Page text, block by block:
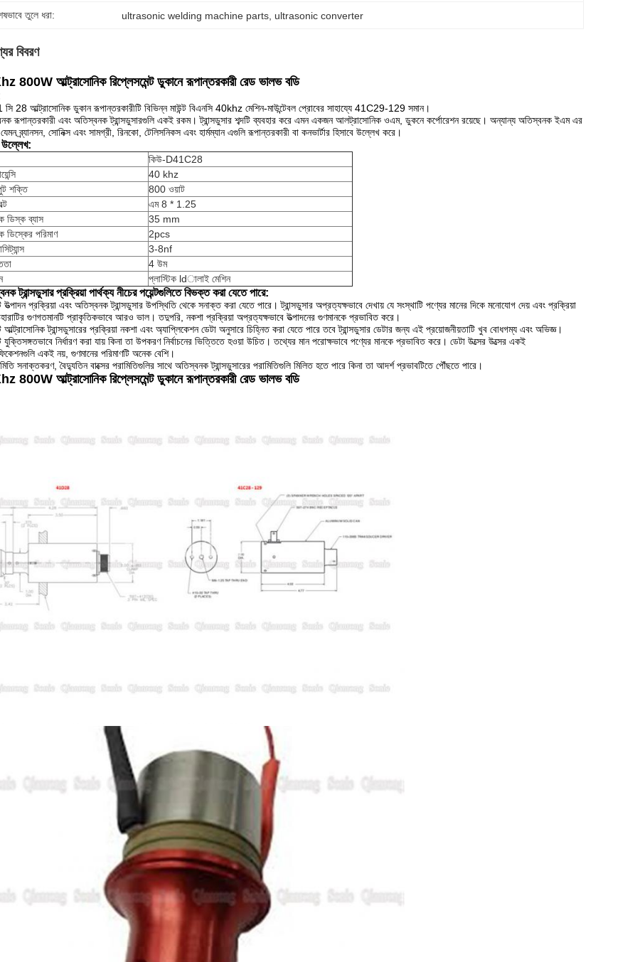
তুলে ধরা: ultrasonic welding machine parts ultrasonic converter
বিবরণ
800W আল্ট্রাসোনিক রিপ্লেসমেন্ট ডুকানে রূপান্তরকারী রেড ভালভ বডি
28 আল্ট্রাসোনিক ডুকান রূপান্তরকারীটি বিভিন্ন মাউন্ট বিএনসি 40khz মেশিন-মাউন্টেবল প্রোবের সাহায্যে 41C29-129 সমান।
রূপান্তরকারী এবং অতিস্বনক ট্রান্সডুসারগুলি একই রকম। ট্রান্সডুসার শব্দটি ব্যবহার করে এমন একজন আলট্রাসোনিক ওএম, ডুকনে কর্পোরেশন রয়েছে। অন্যান্য অতিস্বনক ইএম এর
ব্র্যানসন, সোনিক্স এবং সামগ্রী, রিনকো, টেলিসনিকস এবং হার্মম্যান এগুলি রূপান্তরকারী বা কনভার্টার হিসাবে উল্লেখ করে।
উল্লেখ:
কিউ-D41C28
40 khz
শক্তি
800 ওয়াট
এম 8 * 1.25
ডিস্ক ব্যাস
35 mm
ডিস্কের পরিমাণ
2pcs
3-8nf
4 উম
প্লাস্টিক ldালাই মেশিন
ট্রান্সডুসার প্রক্রিয়া পার্থক্য নীচের পয়েন্টগুলিতে বিভক্ত করা যেতে পারে:
প্রক্রিয়া এবং অতিস্বনক ট্রান্সডুসার উপস্থিতি থেকে সনাক্ত করা যেতে পারে। ট্রান্সডুসার অপ্রত্যক্ষভাবে দেখায় যে সংস্থাটি পণ্যের মানের দিকে মনোযোগ দেয় এবং প্রক্রিয়া
গুণগতমানটি প্রাকৃতিকভাবে আরও ভাল। তদুপরি, নকশা প্রক্রিয়া অপ্রত্যক্ষভাবে উত্পাদনের গুণমানকে প্রভাবিত করে।
ট্রান্সডুসারের প্রক্রিয়া নকশা এবং অ্যাপ্লিকেশন ডেটা অনুসারে চিহ্নিত করা যেতে পারে তবে ট্রান্সডুসার ডেটার জন্য এই প্রয়োজনীয়তাটি খুব বোধগম্য এবং অভিজ্ঞ।
যুক্তিসঙ্গতভাবে নির্ধারণ করা যায় কিনা তা উপকরণ নির্বাচনের ভিত্তিতে হওয়া উচিত। তথ্যের মান পরোক্ষভাবে পণ্যের মানকে প্রভাবিত করে। ডেটা উত্সের উত্সের একই
একই নয়, গুণমানের পরিমাণটি অনেক বেশি।
সনাক্তকরণ, বৈদ্যুতিন বাক্সের পরামিতিগুলির সাথে অতিস্বনক ট্রান্সডুসারের পরামিতিগুলি মিলিত হতে পারে কিনা তা আদর্শ প্রভাবটিতে পৌঁছতে পারে।
800W আল্ট্রাসোনিক রিপ্লেসমেন্ট ডুকানে রূপান্তরকারী রেড ভালভ বডি